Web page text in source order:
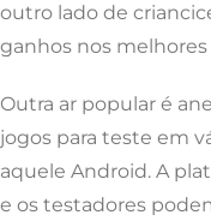
outro lado de
ganhos nos
Outra ar popular é
jogos para teste em
aquele Android. A
e os testadores